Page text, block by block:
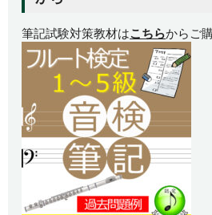
筆記試験対策教材はこちらからご